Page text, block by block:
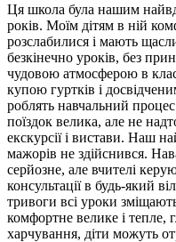
Ця школа була нашим
років. Моїм дітям в ній
розслабилися і мають
безкінечно уроків, без
чудовою атмосферою в
купою гуртків і
роблять навчальний процес
поїздок велика, але не
екскурсії і вистави. Наш
мажорів не здійснився.
серйозне, але вчителі
консультації в будь-який
тривоги всі уроки
комфортне велике і тепле,
харчування, діти можуть